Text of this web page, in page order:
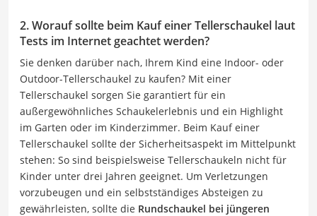
2. Worauf sollte beim Kauf einer Tellerschaukel laut
Tests im Internet geachtet werden?
Sie denken darüber nach, Ihrem Kind eine Indoor- oder
Outdoor-Tellerschaukel zu kaufen? Mit einer
Tellerschaukel sorgen Sie garantiert für ein
außergewöhnliches Schaukelerlebnis und ein Highlight
im Garten oder im Kinderzimmer. Beim Kauf einer
Tellerschaukel sollte der Sicherheitsaspekt im Mittelpunkt
stehen: So sind beispielsweise Tellerschaukeln nicht für
Kinder unter drei Jahren geeignet. Um Verletzungen
vorzubeugen und ein selbstständiges Absteigen zu
gewährleisten, sollte die Rundschaukel bei jüngeren